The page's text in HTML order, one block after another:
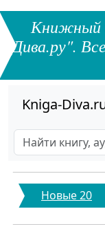
Книжный
Дива.ру".
Kniga-
Новые 20